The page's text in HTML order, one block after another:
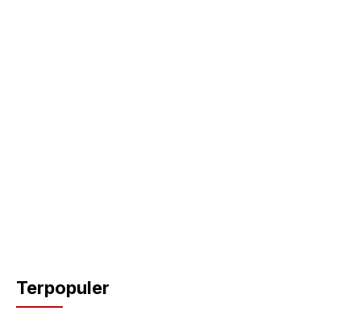
Terpopuler